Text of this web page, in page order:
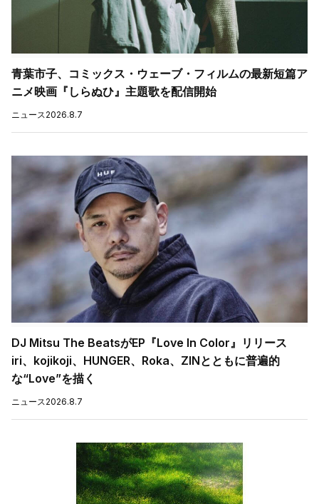
青葉市子、コミックス・ウェーブ・フィルムの最新短篇ア
ニメ映画『しらぬひ』主題歌を配信開始
ニュース2026.8.7
DJ Mitsu The BeatsがEP『Love In Color』リリース
iri、kojikoji、HUNGER、Roka、ZINとともに普遍的
な“Love”を描く
ニュース2026.8.7